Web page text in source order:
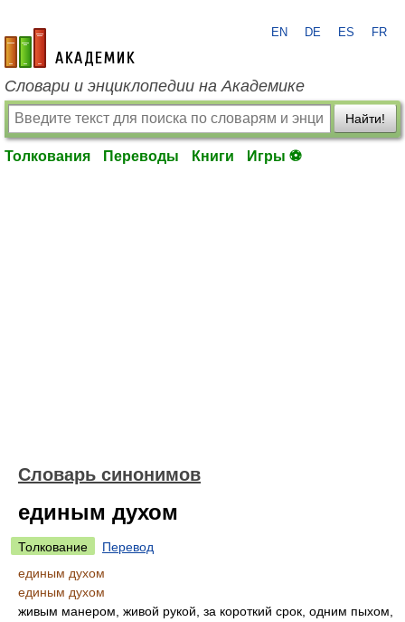
academic.ru
EN DE ES FR
Словари и энциклопедии на Академике
Найти!
Толкования Переводы Книги Игры ⚽
Словарь синонимов
единым духом
Толкование
Перевод
единым духом
единым духом
живым манером, живой рукой, за короткий срок, одним пыхом,